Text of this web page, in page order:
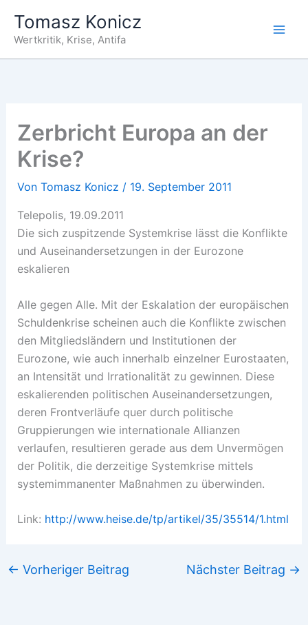
Inhalt
springen
Tomasz Konicz
Wertkritik, Krise, Antifa
Zerbricht Europa an der
Krise?
Von Tomasz Konicz / 19. September 2011
Telepolis, 19.09.2011
Die sich zuspitzende Systemkrise lässt die Konflikte
und Auseinandersetzungen in der Eurozone
eskalieren
Alle gegen Alle. Mit der Eskalation der europäischen
Schuldenkrise scheinen auch die Konflikte zwischen
den Mitgliedsländern und Institutionen der
Eurozone, wie auch innerhalb einzelner Eurostaaten,
an Intensität und Irrationalität zu gewinnen. Diese
eskalierenden politischen Auseinandersetzungen,
deren Frontverläufe quer durch politische
Gruppierungen wie internationale Allianzen
verlaufen, resultieren gerade aus dem Unvermögen
der Politik, die derzeitige Systemkrise mittels
systemimmanenter Maßnahmen zu überwinden.
Link: http://www.heise.de/tp/artikel/35/35514/1.html
← Vorheriger Beitrag Nächster Beitrag →